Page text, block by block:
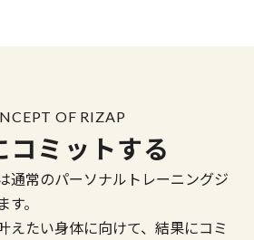
OF RIZAP
コミットする
通常のパーソナルトレーニングジ
。
えたい身体に向けて、結果にコミ